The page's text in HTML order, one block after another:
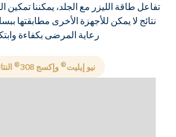
تفاعل طاقة الليزر مع الجلد، يمكننا
نتائج لا يمكن للأجهزة الأخرى مطابقتها
رعاية المرضى بكفاءة
نيو إيليت® وإكسج 308 ®